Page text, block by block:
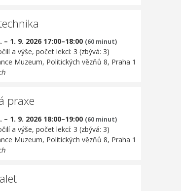
1. 9. 2026 17:00–18:00 (60 minut)
a výše, počet lekcí: 3 (zbývá: 3)
Muzeum, Politických vězňů 8, Praha 1
praxe
1. 9. 2026 18:00–19:00 (60 minut)
a výše, počet lekcí: 3 (zbývá: 3)
Muzeum, Politických vězňů 8, Praha 1